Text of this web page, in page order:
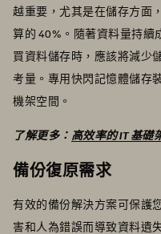
越重要，尤其是在儲存方面
算的 40%。隨著資料量持續
買資料儲存時，應該將減少
考量。專用快閃記憶體儲存
機架空間。
了解更多： 高效率的 IT 基礎
備份復原需求
有效的備份解決方案可保護
害和人為錯誤而導致資料遺